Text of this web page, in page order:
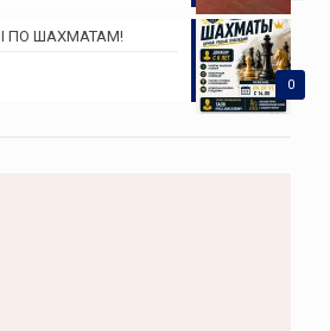
0
ПО ШАХМАТАМ!